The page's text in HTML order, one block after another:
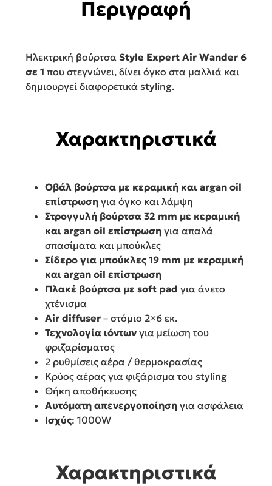
Περιγραφή
Ηλεκτρική βούρτσα Style Expert Air Wander 6
σε 1 που στεγνώνει, δίνει όγκο στα μαλλιά και
δημιουργεί διαφορετικά styling.
Χαρακτηριστικά
Οβάλ βούρτσα με κεραμική και argan oil
επίστρωση για όγκο και λάμψη
Στρογγυλή βούρτσα 32 mm με κεραμική
και argan oil επίστρωση για απαλά
σπασίματα και μπούκλες
Σίδερο για μπούκλες 19 mm με κεραμική
και argan oil επίστρωση
Πλακέ βούρτσα με soft pad για άνετο
χτένισμα
Air diffuser – στόμιο 2×6 εκ.
Τεχνολογία ιόντων για μείωση του
φριζαρίσματος
2 ρυθμίσεις αέρα / θερμοκρασίας
Κρύος αέρας για φιξάρισμα του styling
Θήκη αποθήκευσης
Αυτόματη απενεργοποίηση για ασφάλεια
Ισχύς: 1000W
Χαρακτηριστικά